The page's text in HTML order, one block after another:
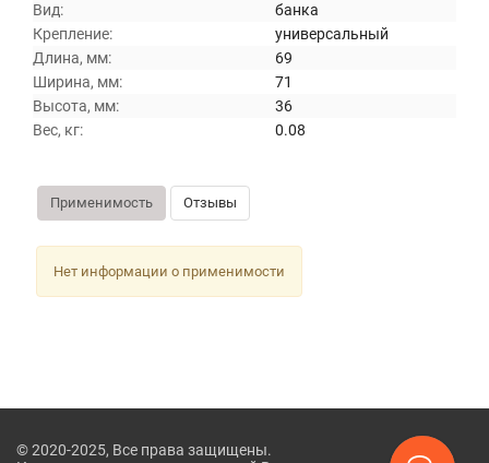
Вид:
банка
Крепление:
универсальный
Длина, мм:
69
Ширина, мм:
71
Высота, мм:
36
Вес, кг:
0.08
Применимость Отзывы
Нет информации о применимости
© 2020-2025, Все права защищены.